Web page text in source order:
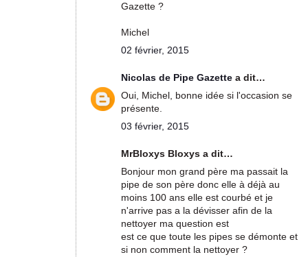
Gazette ?
Michel
02 février, 2015
Nicolas de Pipe Gazette a dit…
Oui, Michel, bonne idée si l'occasion se
présente.
03 février, 2015
MrBloxys Bloxys a dit…
Bonjour mon grand père ma passait la
pipe de son père donc elle à déjà au
moins 100 ans elle est courbé et je
n'arrive pas a la dévisser afin de la
nettoyer ma question est
est ce que toute les pipes se démonte et
si non comment la nettoyer ?